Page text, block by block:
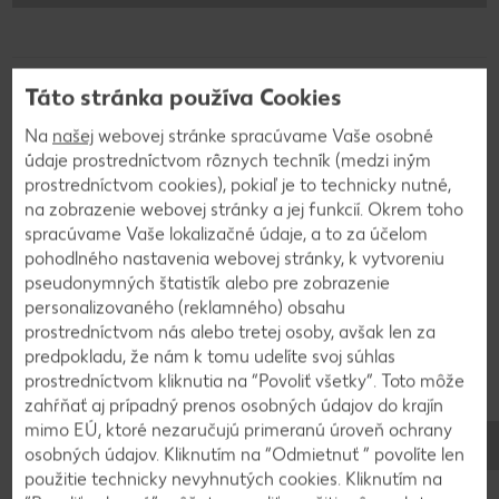
Postup
1
Najprv vymiešame farbivo s čokoládou. Piškóty
namočíme do polovice do čokolády a necháme
zatuhnúť. Vyskladáme čokoládové piškóty po
obvode 20 cm otváracej formy. Potom
vyskladáme nenamočené piškóty na dno formy.
Pripravíme si krém vymiešaním všetkých surovín.
Polovicu krému dáme do formy.
Táto stránka používa Cookies
Na našej webovej stránke spracúvame Vaše osobné
údaje prostredníctvom rôznych techník (medzi iným
prostredníctvom cookies), pokiaľ je to technicky nutné,
na zobrazenie webovej stránky a jej funkcií. Okrem toho
spracúvame Vaše lokalizačné údaje, a to za účelom
pohodlného nastavenia webovej stránky, k vytvoreniu
pseudonymných štatistík alebo pre zobrazenie
personalizovaného (reklamného) obsahu
prostredníctvom nás alebo tretej osoby, avšak len za
predpokladu, že nám k tomu udelíte svoj súhlas
prostredníctvom kliknutia na “Povoliť všetky”. Toto môže
zahŕňať aj prípadný prenos osobných údajov do krajín
mimo EÚ, ktoré nezaručujú primeranú úroveň ochrany
osobných údajov. Kliknutím na “Odmietnuť ” povolíte len
použitie technicky nevyhnutých cookies. Kliknutím na